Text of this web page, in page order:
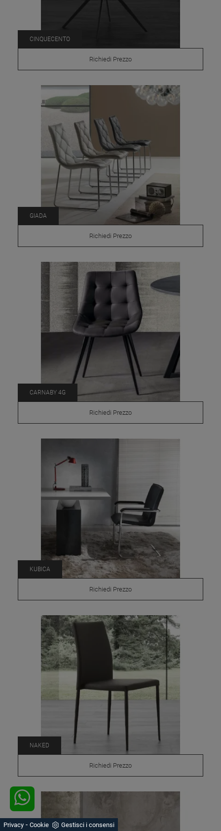
CINQUECENTO
Richiedi Prezzo
GIADA
Richiedi Prezzo
CARNABY 4G
Richiedi Prezzo
KUBICA
Richiedi Prezzo
NAKED
Richiedi Prezzo
Privacy - Cookie Gestisci i consensi